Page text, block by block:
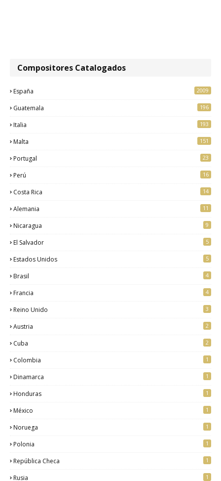
Compositores Catalogados
España 2009
Guatemala 196
Italia 193
Malta 151
Portugal 23
Perú 16
Costa Rica 14
Alemania 11
Nicaragua 9
El Salvador 5
Estados Unidos 5
Brasil 4
Francia 4
Reino Unido 3
Austria 2
Cuba 2
Colombia 1
Dinamarca 1
Honduras 1
México 1
Noruega 1
Polonia 1
República Checa 1
Rusia 1